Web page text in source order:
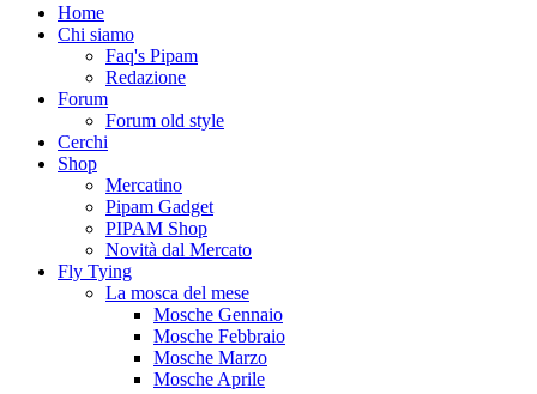
Home
Chi siamo
Faq's Pipam
Redazione
Forum
Forum old style
Cerchi
Shop
Mercatino
Pipam Gadget
PIPAM Shop
Novità dal Mercato
Fly Tying
La mosca del mese
Mosche Gennaio
Mosche Febbraio
Mosche Marzo
Mosche Aprile